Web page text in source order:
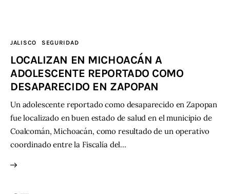
JALISCO SEGURIDAD
LOCALIZAN EN MICHOACÁN A
ADOLESCENTE REPORTADO COMO
DESAPARECIDO EN ZAPOPAN
Un adolescente reportado como desaparecido en Zapopan
fue localizado en buen estado de salud en el municipio de
Coalcomán, Michoacán, como resultado de un operativo
coordinado entre la Fiscalía del…